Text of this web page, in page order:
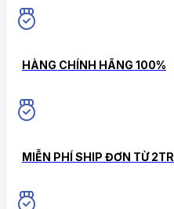
HÀNG CHÍNH HÃNG 100%
MIỄN PHÍ SHIP ĐƠN TỪ 2TR